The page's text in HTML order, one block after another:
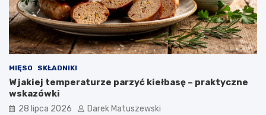
MIĘSO SKŁADNIKI
W jakiej temperaturze parzyć kiełbasę – praktyczne
wskazówki
28 lipca 2026 Darek Matuszewski